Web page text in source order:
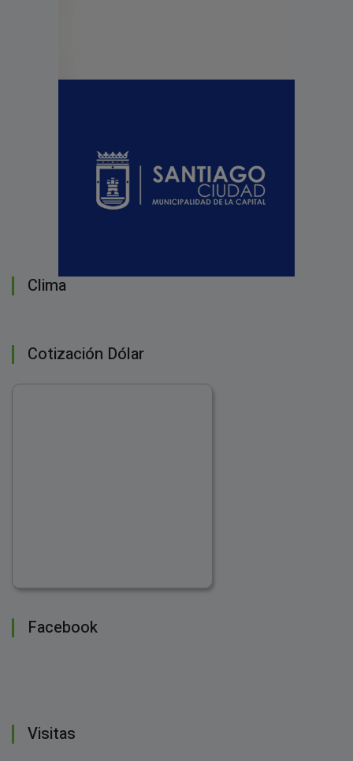
Clima
Cotización Dólar
Facebook
Visitas